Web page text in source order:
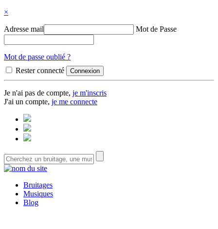
×
Adresse mail Mot de Passe
Mot de passe oublié ?
Rester connecté
Je n'ai pas de compte, je m'inscris
J'ai un compte, je me connecte
Bruitages
Musiques
Blog